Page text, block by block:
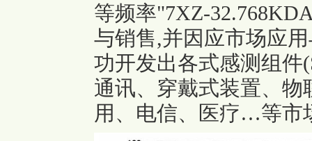
等频率"7XZ-
与销售,并因应市场应
功开发出各式感测组件
通讯、穿戴式装置、
用、电信、医疗…等市